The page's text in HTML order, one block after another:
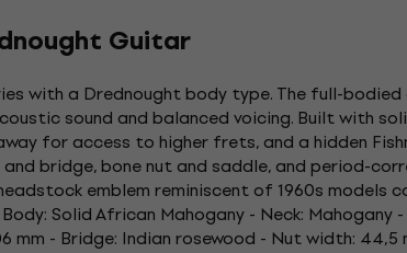
Guitar
with a Drednought body type. The full-
sound and balanced voicing. Built with
for access to higher frets, and a hidden
bridge, bone nut and saddle, and period-
emblem reminiscent of 1960s models
Solid African Mahogany - Neck: Mahogany
- Bridge: Indian rosewood - Nut width: 44,5